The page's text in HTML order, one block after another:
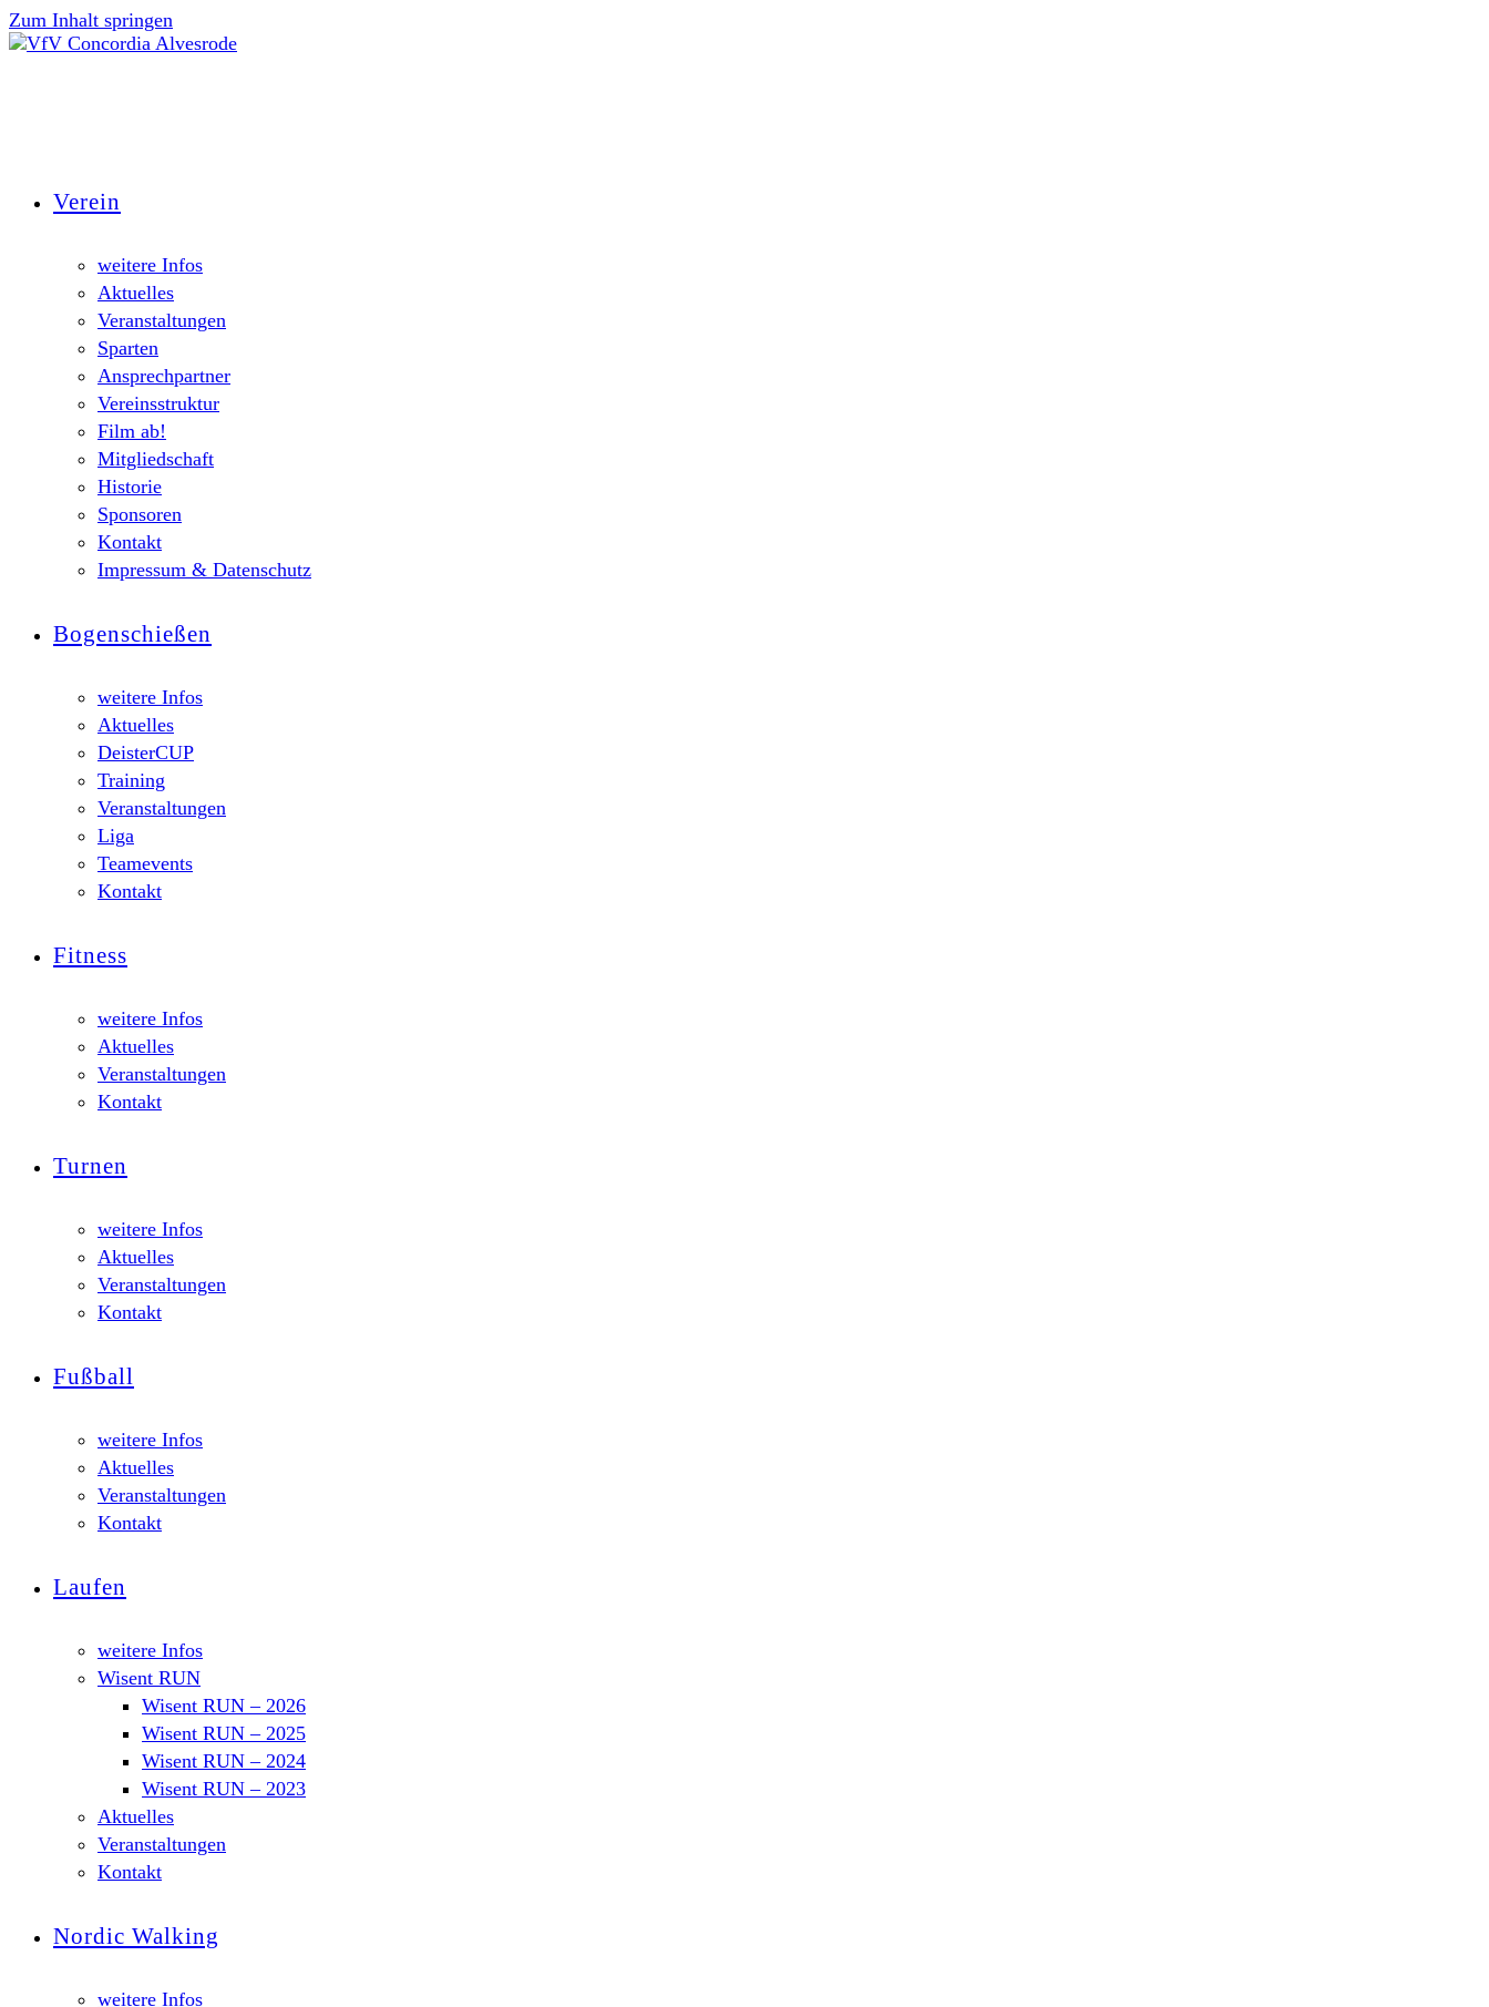
Zum Inhalt springen
Verein
weitere Infos
Aktuelles
Veranstaltungen
Sparten
Ansprechpartner
Vereinsstruktur
Film ab!
Mitgliedschaft
Historie
Sponsoren
Kontakt
Impressum & Datenschutz
Bogenschießen
weitere Infos
Aktuelles
DeisterCUP
Training
Veranstaltungen
Liga
Teamevents
Kontakt
Fitness
weitere Infos
Aktuelles
Veranstaltungen
Kontakt
Turnen
weitere Infos
Aktuelles
Veranstaltungen
Kontakt
Fußball
weitere Infos
Aktuelles
Veranstaltungen
Kontakt
Laufen
weitere Infos
Wisent RUN
Wisent RUN – 2026
Wisent RUN – 2025
Wisent RUN – 2024
Wisent RUN – 2023
Aktuelles
Veranstaltungen
Kontakt
Nordic Walking
weitere Infos